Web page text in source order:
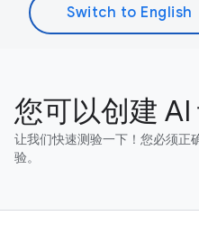
您可以创建 AI
让我们快速测验一下！您必须正
验。